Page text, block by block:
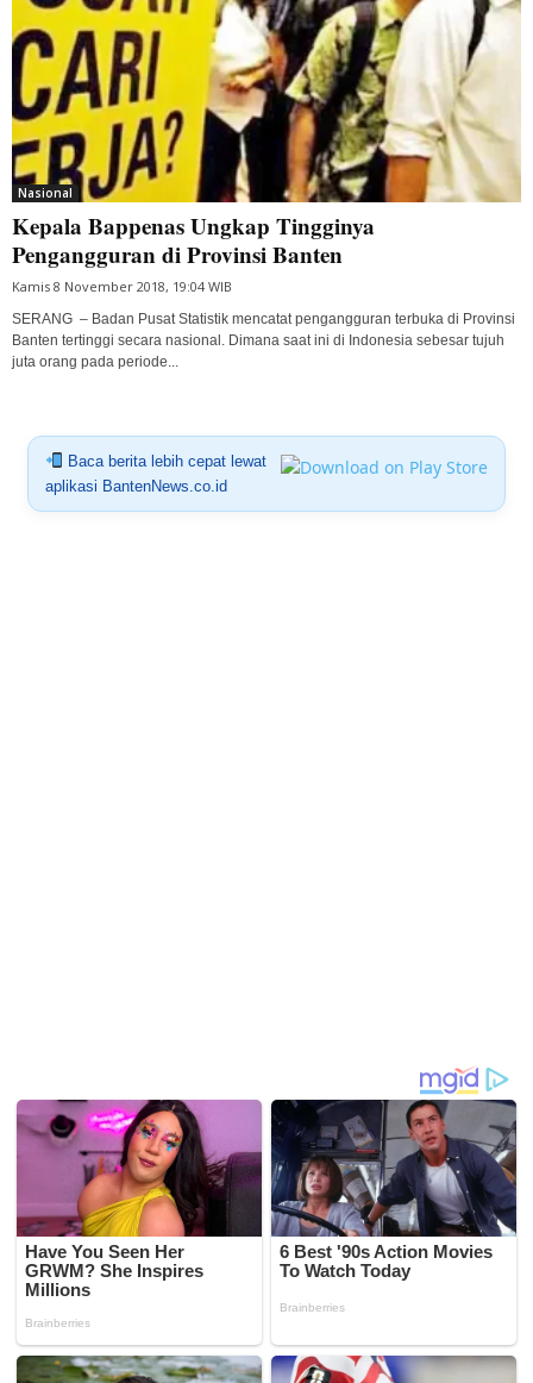
Nasional
Kepala Bappenas Ungkap Tingginya
Pengangguran di Provinsi Banten
Kamis 8 November 2018, 19:04 WIB
SERANG – Badan Pusat Statistik mencatat pengangguran terbuka di Provinsi
Banten tertinggi secara nasional. Dimana saat ini di Indonesia sebesar tujuh
juta orang pada periode...
Baca berita lebih cepat lewat
aplikasi BantenNews.co.id